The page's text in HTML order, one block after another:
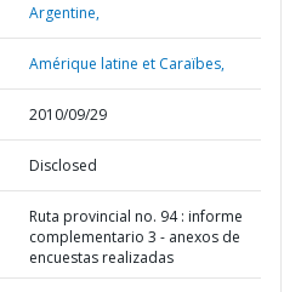
Argentine,
Amérique latine et Caraïbes,
2010/09/29
Disclosed
Ruta provincial no. 94 : informe
complementario 3 - anexos de
encuestas realizadas